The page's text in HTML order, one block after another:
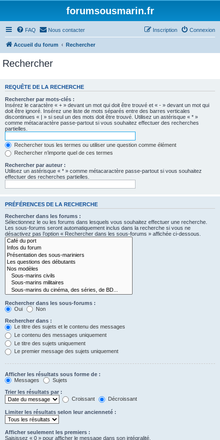
forumsousmarin.fr
FAQ Nous contacter Connexion
Inscription
Accueil du forum Rechercher
Rechercher
REQUÊTE DE LA RECHERCHE
Rechercher par mots-clés :
Insérez le caractère « + » devant un mot qui doit être trouvé et « - » devant un mot qui
doit être ignoré. Insérez une liste de mots séparés entre des barres verticales
discontinues « | » si seul un des mots doit être trouvé. Utilisez un astérisque « * »
comme métacaractère passe-partout si vous souhaitez effectuer des recherches
partielles.
Rechercher tous les termes ou utiliser une question comme élément
Rechercher n’importe quel de ces termes
Rechercher par auteur :
Utilisez un astérisque « * » comme métacaractère passe-partout si vous souhaitez
effectuer des recherches partielles.
PRÉFÉRENCES DE LA RECHERCHE
Rechercher dans les forums :
Sélectionnez le ou les forums dans lesquels vous souhaitez effectuer une recherche.
Les sous-forums seront automatiquement inclus dans la recherche si vous ne
désactivez pas l’option « Rechercher dans les sous-forums » affichée ci-dessous.
Rechercher dans les sous-forums :
Oui
Non
Rechercher dans :
Le titre des sujets et le contenu des messages
Le contenu des messages uniquement
Le titre des sujets uniquement
Le premier message des sujets uniquement
Afficher les résultats sous forme de :
Messages
Sujets
Trier les résultats par :
Croissant
Décroissant
Limiter les résultats selon leur ancienneté :
Afficher seulement les premiers :
Saisissez « 0 » pour afficher le message dans son intégralité.